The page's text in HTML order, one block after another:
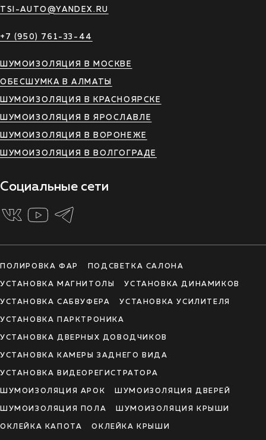
TSI-AUTO@YANDEX.RU
+7 (950) 761-33-44
ШУМОИЗОЛЯЦИЯ В МОСКВЕ
ОБЕСШУМКА В АЛМАТЫ
ШУМОИЗОЛЯЦИЯ В КРАСНОЯРСКЕ
ШУМОИЗОЛЯЦИЯ В ЯРОСЛАВЛЕ
ШУМОИЗОЛЯЦИЯ В ВОРОНЕЖЕ
ШУМОИЗОЛЯЦИЯ В ВОЛГОГРАДЕ
Социальные сети
ПОЛИРОВКА ФАР ПОДСВЕТКА САЛОНА
УСТАНОВКА МАГНИТОЛЫ УСТАНОВКА ДИНАМИКОВ
УСТАНОВКА САБВУФЕРА УСТАНОВКА УСИЛИТЕЛЯ
УСТАНОВКА ПАРКТРОНИКА
УСТАНОВКА ДВЕРНЫХ ДОВОДЧИКОВ
УСТАНОВКА КАМЕРЫ ЗАДНЕГО ВИДА
УСТАНОВКА ВИДЕОРЕГИСТРАТОРА
ШУМОИЗОЛЯЦИЯ АРОК ШУМОИЗОЛЯЦИЯ ДВЕРЕЙ
ШУМОИЗОЛЯЦИЯ ПОЛА ШУМОИЗОЛЯЦИЯ КРЫШИ
ОКЛЕЙКА КАПОТА ОКЛЕЙКА КРЫШИ